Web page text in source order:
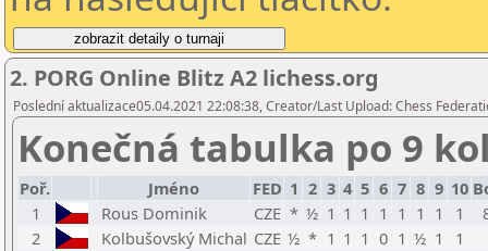
2. PORG Online Blitz A2 lichess.org
Poslední aktualizace05.04.2021 22:08:38, Creator/Last Upload: Chess
Konečná tabulka po 9
Poř. Jméno FED 1 2 3 4 5 6 7 8 9 10
1
Rous Dominik CZE * ½ 1 1 1 1 1 1 1 1
2
Kolbušovský Michal CZE ½ * 1 1 1 0 1 ½ 1
1